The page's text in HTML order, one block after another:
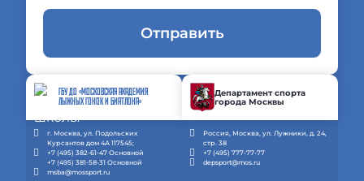
Отправить
ГБУ ДО «МОСКОВСКАЯ АКАДЕМИЯ
ЛЫЖНЫХ ГОНОК И БИАТЛОНА»
г. Москва, ул. Подольских
Курсантов дом 4А 117545;
+7 (495) 382-61-47 Основной
+7 (495) 381-58-31 Основной
msba@mossport.ru
Департамент спорта
города Москвы
Россия, Москва, ул. Лужники, д. 24,
стр. 38
+7 (495) 777-77-77
depsport@mos.ru